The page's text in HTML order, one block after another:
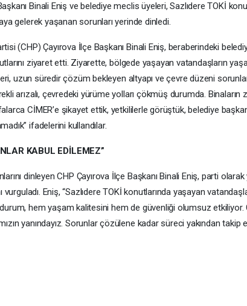
Binali Eniş ve belediye meclis üyeleri, Sazlıdere TOKİ
gelerek yaşanan sorunları yerinde dinledi.
(CHP) Çayırova İlçe Başkanı Binali Eniş, beraberindeki
ziyaret etti. Ziyarette, bölgede yaşayan vatandaşların
uzun süredir çözüm bekleyen altyapı ve çevre düzeni
arızalı, çevredeki yürüme yolları çökmüş durumda. Binaların
CİMER’e şikayet ettik, yetkililerle görüştük, belediye
ifadelerini kullandılar.
KABUL EDİLEMEZ”
dinleyen CHP Çayırova İlçe Başkanı Binali Eniş, parti
vurguladı. Eniş, “Sazlıdere TOKİ konutlarında yaşayan
hem yaşam kalitesini hem de güvenliği olumsuz
yanındayız. Sorunlar çözülene kadar süreci yakından takip